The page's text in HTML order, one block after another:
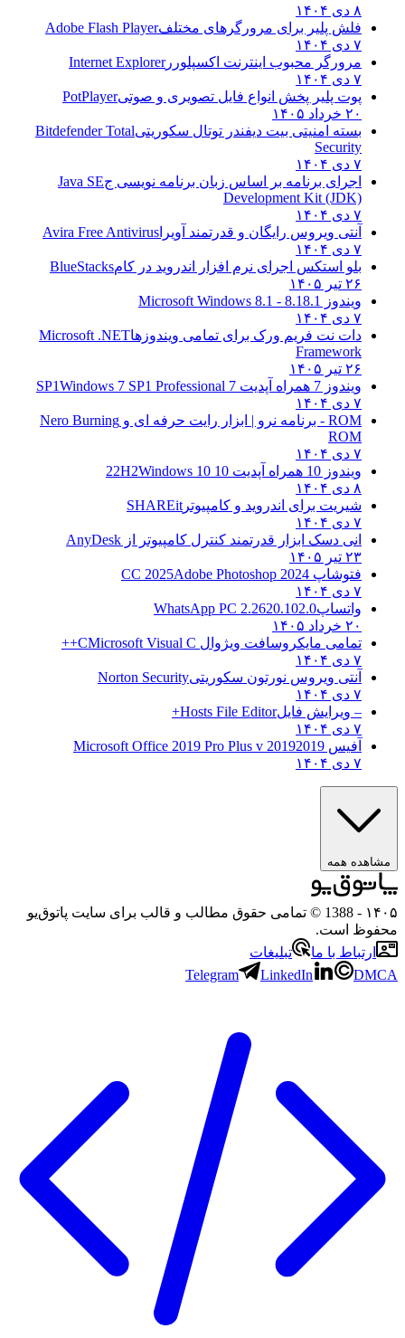
۸ دی ۱۴۰۴
فلش پلیر برای مرورگرهای مختلفAdobe Flash Player
۷ دی ۱۴۰۴
مرورگر محبوب اینترنت اکسپلوررInternet Explorer
۷ دی ۱۴۰۴
پوت پلیر پخش انواع فایل تصویری و صوتیPotPlayer
۲۰ خرداد ۱۴۰۵
بسته امنیتی بیت دیفندر توتال سکوریتیBitdefender Total
Security
۷ دی ۱۴۰۴
اجرای برنامه بر اساس زبان برنامه نویسی جJava SE
Development Kit (JDK)
۷ دی ۱۴۰۴
آنتی ویروس رایگان و قدرتمند آویرا Avira Free Antivirus
۷ دی ۱۴۰۴
بلو استکس اجرای نرم افزار اندروید در کامBlueStacks
۲۶ تیر ۱۴۰۵
ویندوز 8.1
8.1 - Microsoft Windows 8.1
۷ دی ۱۴۰۴
دات نت فریم ورک برای تمامی ویندوزهاMicrosoft .NET
Framework
۲۶ تیر ۱۴۰۵
ویندوز 7 همراه آپدیت 7 SP1
Windows 7 SP1 Professional
۷ دی ۱۴۰۴
ROM - برنامه نرو | ابزار رایت حرفه ای و
Nero Burning
ROM
۷ دی ۱۴۰۴
ویندوز 10 همراه آپدیت 10 22H2
Windows 10
۸ دی ۱۴۰۴
شیریت برای اندروید و کامپیوتر SHAREit
۷ دی ۱۴۰۴
انی دسک ابزار قدرتمند کنترل کامپیوتر از AnyDesk
۲۳ تیر ۱۴۰۵
فتوشاپ CC 2025 Adobe Photoshop 2024
۷ دی ۱۴۰۴
واتساپWhatsApp PC 2.2620.102.0
۲۰ خرداد ۱۴۰۵
تمامی مایکروسافت ویژوال C Microsoft Visual C++
۷ دی ۱۴۰۴
آنتی ویروس نورتون سکوریتیNorton Security
۷ دی ۱۴۰۴
– ویرایش فایلHosts File Editor+
۷ دی ۱۴۰۴
آفیس 2019 2019 Microsoft Office 2019 Pro Plus v
۷ دی ۱۴۰۴
مشاهده همه
۱۴۰۵
- 1388 © تمامی حقوق مطالب و قالب برای سایت پاتوق‌یو
محفوظ است.
ارتباط با ما
تبلیغات
Telegram
LinkedIn DMCA